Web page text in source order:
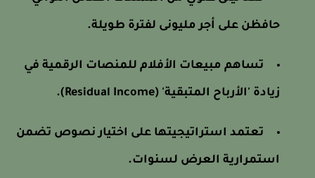
حافظن على أجر مليونى لفترة طويلة.
تساهم مبيعات الأفلام للمنصات الرقمية في
زيادة 'الأرباح المتبقية' (Residual Income).
تعتمد استراتيجيتها على اختيار نصوص تضمن
استمرارية العرض لسنوات.